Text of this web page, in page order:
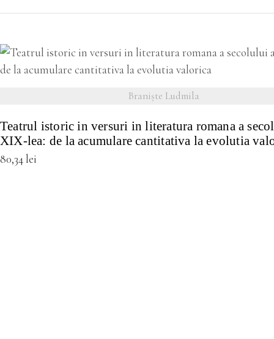
Branişte Ludmila
VEZI DETALII
Teatrul istoric in versuri in literatura romana a
XIX-lea: de la acumulare cantitativa la evolutia
80,34lei